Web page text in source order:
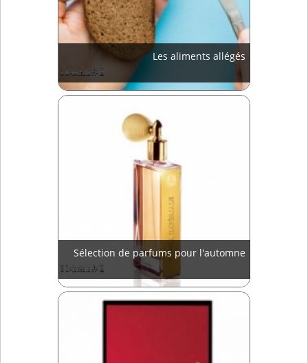
Les aliments allégés
Sélection de parfums pour l'automne